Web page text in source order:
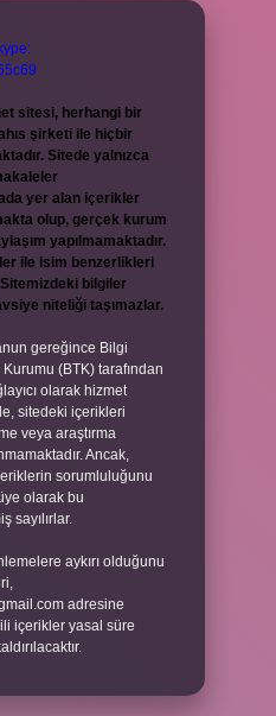
sitesi, herhangi bir
şirketi ile hiçbir
Sitede yalnızca
yer alan içerikler
olup, gerçek kurum
yapılmamaktadır.
ile isim benzerlikleri
bilgiler
niteliği taşımazlar.
gereğince Bilgi
(BTK) tarafından
olarak hizmet
sitedeki içerikleri
veya araştırma
Ancak,
sorumluluğunu
olarak bu
sayılırlar.
aykırı olduğunu
adresine
içerikler yasal süre